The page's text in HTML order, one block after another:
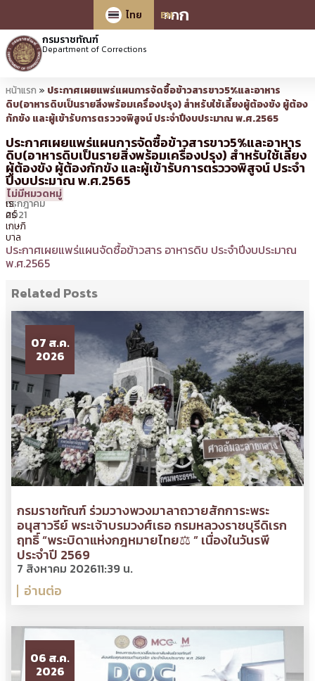
กกก
ไทย
EN
กรมราชทัณฑ์
Department of Corrections
หน้าแรก » ประกาศเผยแพร่แผนการจัดซื้อข้าวสารขาว5%และอาหาร
ดิบ(อาหารดิบเป็นรายสิ่งพร้อมเครื่องปรุง) สำหรับใช้เลี้ยงผู้ต้องขัง ผู้ต้อง
กักขัง และผู้เข้ารับการตรววจพิสูจน์ ประจำปีงบประมาณ พ.ศ.2565
ประกาศเผยแพร่แผนการจัดซื้อข้าวสารขาว5%และอาหาร
ดิบ(อาหารดิบเป็นรายสิ่งพร้อมเครื่องปรุง) สำหรับใช้เลี้ยง
ผู้ต้องขัง ผู้ต้องกักขัง และผู้เข้ารับการตรววจพิสูจน์ ประจำ
ปีงบประมาณ พ.ศ.2565
20
กรกฎาคม
2021
15:38 น.
โดย
ธัญ
เร
ศร์
เกษภิ
บาล
ไม่มีหมวดหมู่
ประกาศเผยแพร่แผนจัดซื้อข้าวสาร อาหารดิบ ประจำปีงบประมาณ
พ.ศ.2565
Related Posts
07 ส.ค.
2026
กรมราชทัณฑ์ ร่วมวางพวงมาลาถวายสักการะพระ
อนุสาวรีย์ พระเจ้าบรมวงศ์เธอ กรมหลวงราชบุรีดิเรก
ฤทธิ์ “พระบิดาแห่งกฎหมายไทย⚖ ” เนื่องในวันรพี
ประจำปี 2569
7 สิงหาคม 202611:39 น.
อ่านต่อ
06 ส.ค.
2026